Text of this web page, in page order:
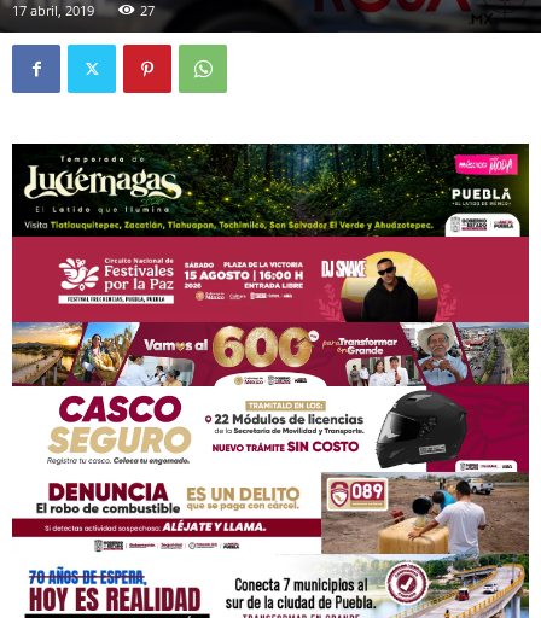
17 abril, 2019 27